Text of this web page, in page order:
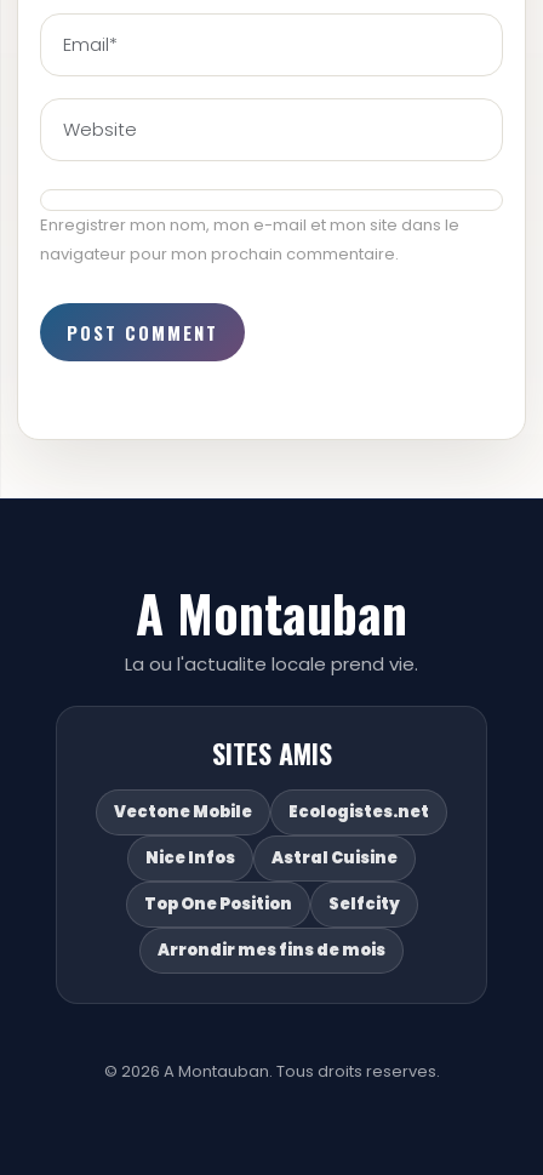
Enregistrer mon nom, mon e-mail et mon site dans le
navigateur pour mon prochain commentaire.
A Montauban
La ou l'actualite locale prend vie.
SITES AMIS
Vectone Mobile
Ecologistes.net
Nice Infos
Astral Cuisine
Top One Position
Selfcity
Arrondir mes fins de mois
© 2026 A Montauban. Tous droits reserves.